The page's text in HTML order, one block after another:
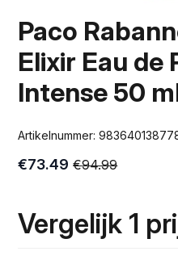
Paco
Elixir Eau de
Intense 50
Artikelnummer:
€94.99
Oorspronkelijke
€94.99.
€73.49
Huidige
€73.49.
Vergelijk 1